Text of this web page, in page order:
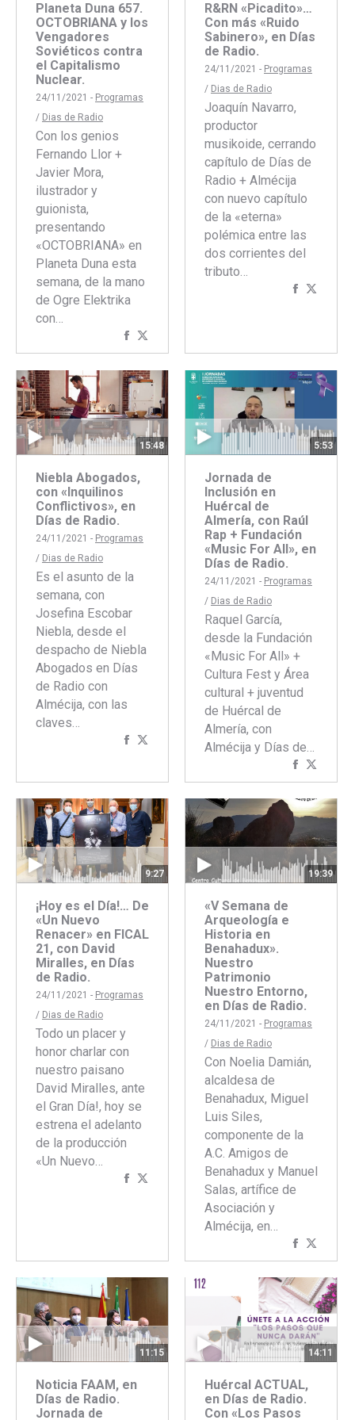
Planeta Duna 657.
OCTOBRIANA y los
Vengadores
Soviéticos contra
el Capitalismo
Nuclear.
24/11/2021 - Programas
/ Dias de Radio
Con los genios
Fernando Llor +
Javier Mora,
ilustrador y
guionista,
presentando
«OCTOBRIANA» en
Planeta Duna esta
semana, de la mano
de Ogre Elektrika
con…
Compartir
con
Facebook
con
Twitter
R&RN «Picadito»…
Con más «Ruido
Sabinero», en Días
de Radio.
24/11/2021 - Programas
/ Dias de Radio
Joaquín Navarro,
productor
musikoide, cerrando
capítulo de Días de
Radio + Almécija
con nuevo capítulo
de la «eterna»
polémica entre las
dos corrientes del
tributo…
Compartir
15:48
Niebla Abogados,
con «Inquilinos
Conflictivos», en
Días de Radio.
24/11/2021 - Programas
/ Dias de Radio
Es el asunto de la
semana, con
Josefina Escobar
Niebla, desde el
despacho de Niebla
Abogados en Días
de Radio con
Almécija, con las
claves…
Compartir
5:53
Jornada de
Inclusión en
Huércal de
Almería, con Raúl
Rap + Fundación
«Music For All», en
Días de Radio.
24/11/2021 - Programas
/ Dias de Radio
Raquel García,
desde la Fundación
«Music For All» +
Cultura Fest y Área
cultural + juventud
de Huércal de
Almería, con
Almécija y Días de…
Compartir
concon
9:27
¡Hoy es el Día!… De
«Un Nuevo
Renacer» en FICAL
21, con David
Miralles, en Días
de Radio.
24/11/2021 - Programas
/ Dias de Radio
Todo un placer y
honor charlar con
nuestro paisano
David Miralles, ante
el Gran Día!, hoy se
estrena el adelanto
de la producción
«Un Nuevo…
Compartir
19:39
«V Semana de
Arqueología e
Historia en
Benahadux».
Nuestro
Patrimonio
Nuestro Entorno,
en Días de Radio.
24/11/2021 - Programas
/ Dias de Radio
Con Noelia Damián,
alcaldesa de
Benahadux, Miguel
Luis Siles,
componente de la
A.C. Amigos de
Benahadux y Manuel
Salas, artífice de
Asociación y
Almécija, en…
Compartir
concon
11:15
Noticia FAAM, en
Días de Radio.
Jornada de
14:11
Huércal ACTUAL,
en Días de Radio.
Con «Los Pasos